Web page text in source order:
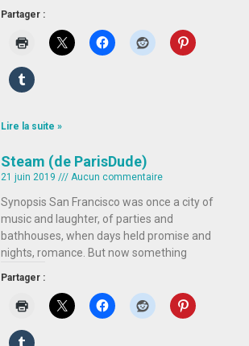
Partager :
Lire la suite »
Steam (de ParisDude)
21 juin 2019 Aucun commentaire
Synopsis San Francisco was once a city of
music and laughter, of parties and
bathhouses, when days held promise and
nights, romance. But now something
Partager :